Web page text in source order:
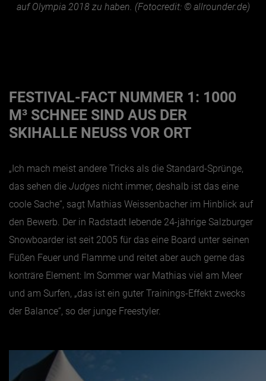
auf Olympia 2018 zu haben. (Fotocredit: © allrounder.de)
FESTIVAL-FACT NUMMER 1: 1000
M³ SCHNEE SIND AUS DER
SKIHALLE NEUSS VOR ORT
„Ich mach meist andere Tricks als die Standard-Sprünge,
das sehen die Judges nicht immer, deshalb ist das eine
coole Sache“, sagt Mathias Weissenbacher im Hinblick auf
den Bewerb. Der in Radstadt lebende 24-jährige Salzburger
Snowboarder ist seit 2005 für das eine Board unter seinen
Füßen Feuer und Flamme und reitet aber auch gerne das
konträre Element: Im Sommer war Mathias viel am Meer
und am Surfen, „das ist ein guter Trainings-Effekt zwecks
der Balance“, so der junge Freestyler.